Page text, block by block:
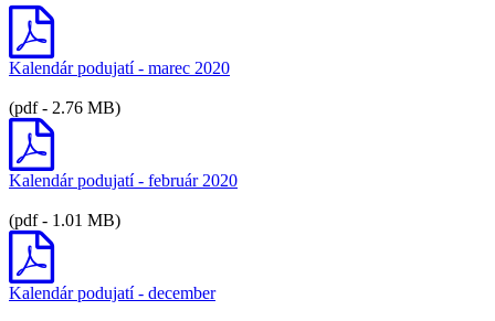
Kalendár podujatí - marec 2020
(pdf - 2.76 MB)
Kalendár podujatí - február 2020
(pdf - 1.01 MB)
Kalendár podujatí - december